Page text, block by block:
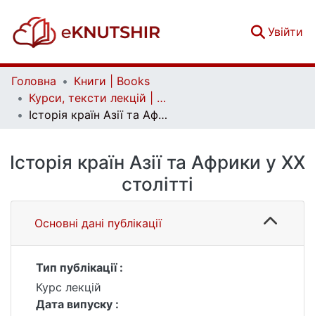
Увійти
Головна
Книги | Books
Курси, тексти лекцій | Lecture courses, lecture notes
Історія країн Азії та Африки у ХХ столітті
Історія країн Азії та Африки у ХХ
столітті
Основні дані публікації
Тип публікації :
Курс лекцій
Дата випуску :